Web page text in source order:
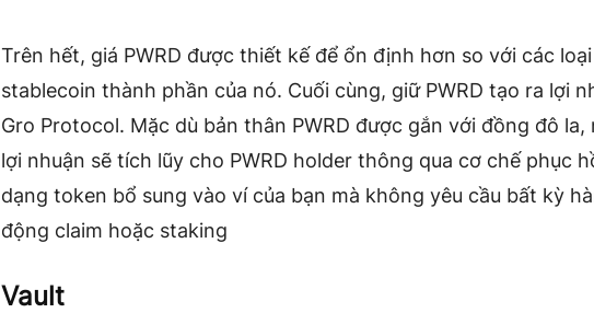
Trên hết, giá PWRD được thiết kế để ổn định hơn so với các loại
stablecoin thành phần của nó. Cuối cùng, giữ PWRD tạo ra lợi
Gro Protocol. Mặc dù bản thân PWRD được gắn với đồng đô la,
lợi nhuận sẽ tích lũy cho PWRD holder thông qua cơ chế phục
dạng token bổ sung vào ví của bạn mà không yêu cầu bất kỳ
động claim hoặc staking
Vault